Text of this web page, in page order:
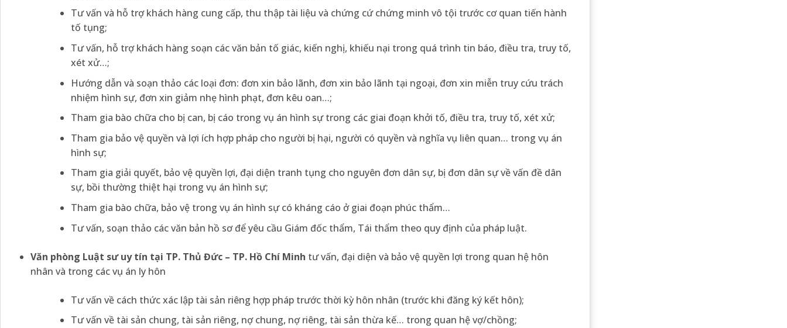
Tư vấn và hỗ trợ khách hàng cung cấp, thu thập tài liệu và chứng cứ chứng minh vô tội trước cơ quan tiến hành
tố tụng;
Tư vấn, hỗ trợ khách hàng soạn các văn bản tố giác, kiến nghị, khiếu nại trong quá trình tin báo, điều tra, truy tố,
xét xử…;
Hướng dẫn và soạn thảo các loại đơn: đơn xin bảo lãnh, đơn xin bảo lãnh tại ngoại, đơn xin miễn truy cứu trách
nhiệm hình sự, đơn xin giảm nhẹ hình phạt, đơn kêu oan…;
Tham gia bào chữa cho bị can, bị cáo trong vụ án hình sự trong các giai đoạn khởi tố, điều tra, truy tố, xét xử;
Tham gia bảo vệ quyền và lợi ích hợp pháp cho người bị hại, người có quyền và nghĩa vụ liên quan… trong vụ án
hình sự;
Tham gia giải quyết, bảo vệ quyền lợi, đại diện tranh tụng cho nguyên đơn dân sự, bị đơn dân sự về vấn đề dân
sự, bồi thường thiệt hại trong vụ án hình sự;
Tham gia bào chữa, bảo vệ trong vụ án hình sự có kháng cáo ở giai đoạn phúc thẩm…
Tư vấn, soạn thảo các văn bản hồ sơ để yêu cầu Giám đốc thẩm, Tái thẩm theo quy định của pháp luật.
Văn phòng Luật sư uy tín tại TP. Thủ Đức – TP. Hồ Chí Minh tư vấn, đại diện và bảo vệ quyền lợi trong quan hệ hôn
nhân và trong các vụ án ly hôn
Tư vấn về cách thức xác lập tài sản riêng hợp pháp trước thời kỳ hôn nhân (trước khi đăng ký kết hôn);
Tư vấn về tài sản chung, tài sản riêng, nợ chung, nợ riêng, tài sản thừa kế… trong quan hệ vợ/chồng;